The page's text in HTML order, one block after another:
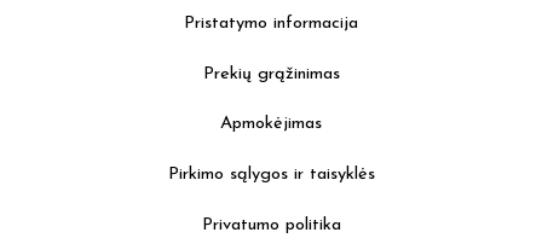
Pristatymo informacija
Prekių grąžinimas
Apmokėjimas
Pirkimo sąlygos ir taisyklės
Privatumo politika